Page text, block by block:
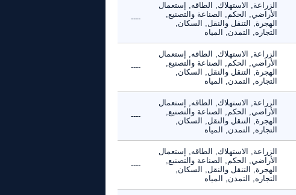
الزراعة, الاستهلاك, الطاقه, إستعمال
الأراضي, الحكم, الصناعة والتصنيع,
الهجرة, التنقل والنقل, السكان,
التجاره, التمدن, المياه
----
الزراعة, الاستهلاك, الطاقه, إستعمال
الأراضي, الحكم, الصناعة والتصنيع,
الهجرة, التنقل والنقل, السكان,
التجاره, التمدن, المياه
----
الزراعة, الاستهلاك, الطاقه, إستعمال
الأراضي, الحكم, الصناعة والتصنيع,
الهجرة, التنقل والنقل, السكان,
التجاره, التمدن, المياه
----
الزراعة, الاستهلاك, الطاقه, إستعمال
الأراضي, الحكم, الصناعة والتصنيع,
الهجرة, التنقل والنقل, السكان,
التجاره, التمدن, المياه
----